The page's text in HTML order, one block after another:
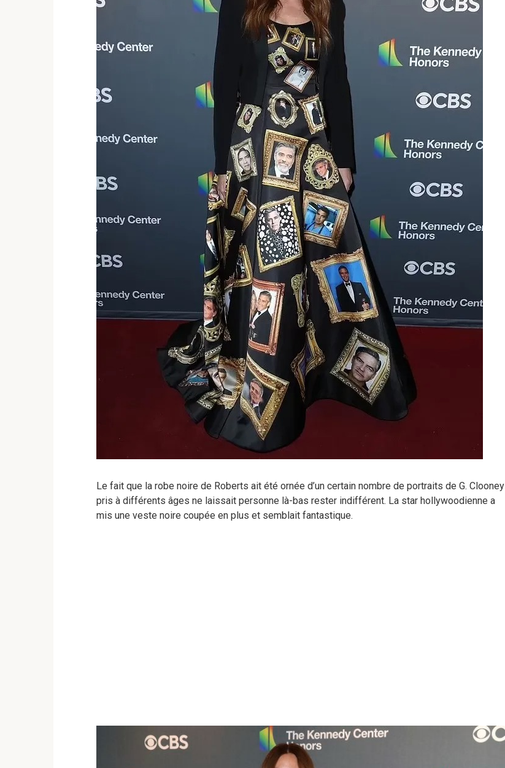
Le fait que la robe noire de Roberts ait été ornée d’un certain nombre de portraits de G. Clooney
pris à différents âges ne laissait personne là-bas rester indifférent. La star hollywoodienne a
mis une veste noire coupée en plus et semblait fantastique.